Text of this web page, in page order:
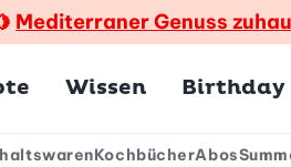
Mediterraner Genuss
Wissen Birthday
KochbücherAbos